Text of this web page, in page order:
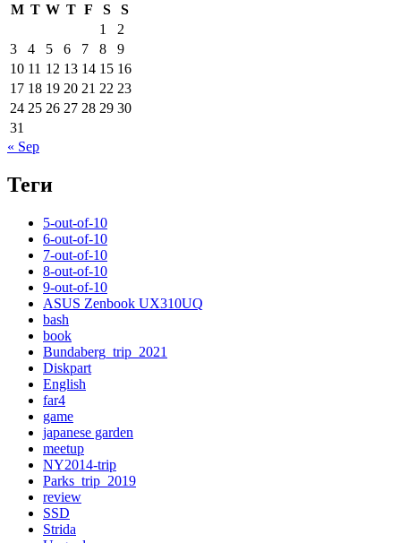
M T W T F S
S
1
2
3
4 5 6 7 8
9
10 11 12 13 14 15 16
17 18 19 20 21 22 23
24 25 26 27 28 29 30
31
« Sep
Теги
5-out-of-10
6-out-of-10
7-out-of-10
8-out-of-10
9-out-of-10
ASUS Zenbook UX310UQ
bash
book
Bundaberg_trip_2021
Diskpart
English
far4
game
japanese garden
meetup
NY2014-trip
Parks_trip_2019
review
SSD
Strida